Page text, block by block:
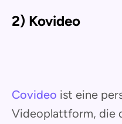
2) Kovideo
Covideo ist eine
Videoplattform, die